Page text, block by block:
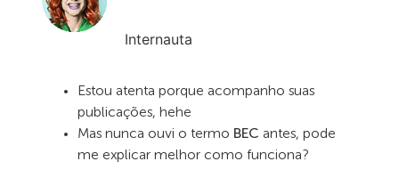
Internauta
Estou atenta porque acompanho suas
publicações, hehe
Mas nunca ouvi o termo BEC antes, pode
me explicar melhor como funciona?